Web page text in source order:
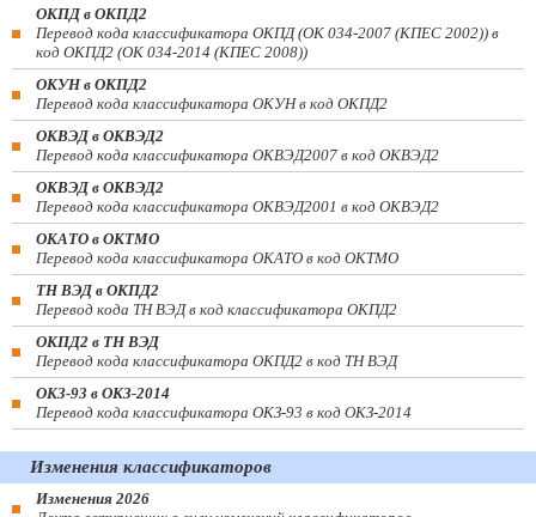
ОКПД в ОКПД2
Перевод кода классификатора ОКПД (ОК 034-2007 (КПЕС 2002)) в
код ОКПД2 (ОК 034-2014 (КПЕС 2008))
ОКУН в ОКПД2
Перевод кода классификатора ОКУН в код ОКПД2
ОКВЭД в ОКВЭД2
Перевод кода классификатора ОКВЭД2007 в код ОКВЭД2
ОКВЭД в ОКВЭД2
Перевод кода классификатора ОКВЭД2001 в код ОКВЭД2
ОКАТО в ОКТМО
Перевод кода классификатора ОКАТО в код ОКТМО
ТН ВЭД в ОКПД2
Перевод кода ТН ВЭД в код классификатора ОКПД2
ОКПД2 в ТН ВЭД
Перевод кода классификатора ОКПД2 в код ТН ВЭД
ОКЗ-93 в ОКЗ-2014
Перевод кода классификатора ОКЗ-93 в код ОКЗ-2014
Изменения классификаторов
Изменения 2026